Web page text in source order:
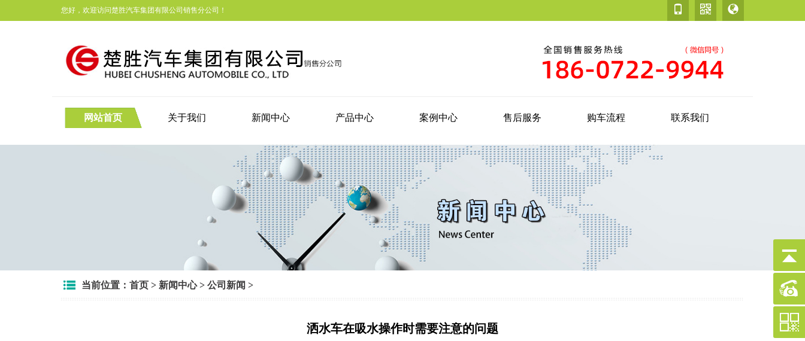
您好，欢迎访问楚胜汽车集团有限公司销售分公司！
网站首页 关于我们 新闻中心 产品中心 案例中心 售后服务 购车流程 联系我们
当前位置： 首页 > 新闻中心> 公司新闻 >
洒水车在吸水操作时需要注意的问题